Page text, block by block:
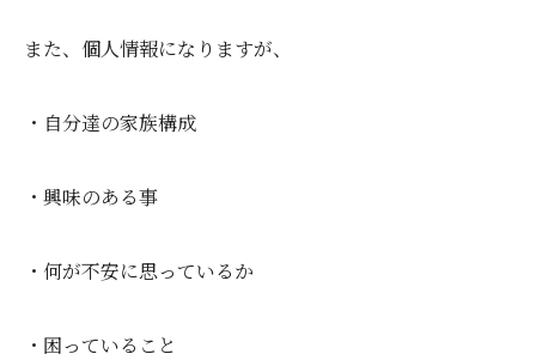
また、個人情報になりますが、
・自分達の家族構成
・興味のある事
・何が不安に思っているか
・困っていること